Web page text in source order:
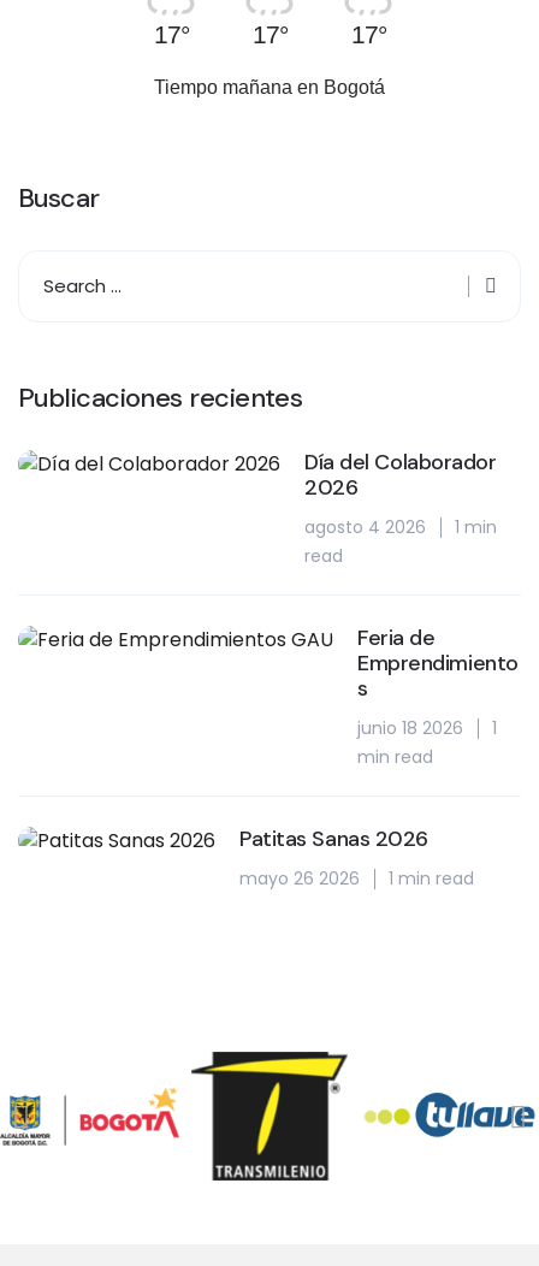
17° 17° 17°
Tiempo mañana en Bogotá
Buscar
Publicaciones recientes
Día del Colaborador
2026
agosto 4 2026
1 min
read
Feria de
Emprendimiento
s
junio 18 2026
1
min read
Patitas Sanas 2026
mayo 26 2026 1 min read